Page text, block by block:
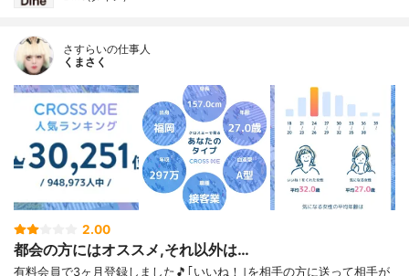
さすらいの仕事人
くまさく
2.00
都会の方にはオススメ,それ以外は…
有料会員で3ヶ月登録しました🎵｢いいね！｣を相手の方に送って相手が